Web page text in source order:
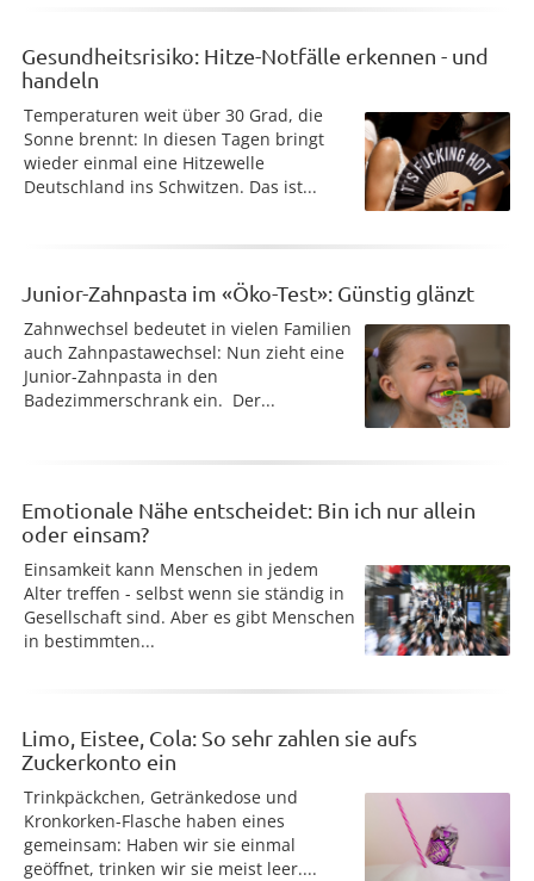
Gesundheitsrisiko: Hitze-Notfälle erkennen - und
handeln
Temperaturen weit über 30 Grad, die
Sonne brennt: In diesen Tagen bringt
wieder einmal eine Hitzewelle
Deutschland ins Schwitzen. Das ist...
Junior-Zahnpasta im «Öko-Test»: Günstig glänzt
Zahnwechsel bedeutet in vielen Familien
auch Zahnpastawechsel: Nun zieht eine
Junior-Zahnpasta in den
Badezimmerschrank ein. Der...
Emotionale Nähe entscheidet: Bin ich nur allein
oder einsam?
Einsamkeit kann Menschen in jedem
Alter treffen - selbst wenn sie ständig in
Gesellschaft sind. Aber es gibt Menschen
in bestimmten...
Limo, Eistee, Cola: So sehr zahlen sie aufs
Zuckerkonto ein
Trinkpäckchen, Getränkedose und
Kronkorken-Flasche haben eines
gemeinsam: Haben wir sie einmal
geöffnet, trinken wir sie meist leer....